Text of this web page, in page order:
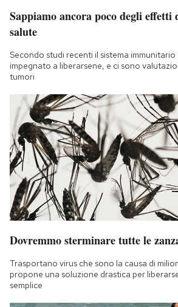
Sappiamo ancora poco degli effetti
salute
Secondo studi recenti il sistema
impegnato a liberarsene, e ci sono
tumori
Dovremmo sterminare tutte le
Trasportano virus che sono la causa di
propone una soluzione drastica per
semplice